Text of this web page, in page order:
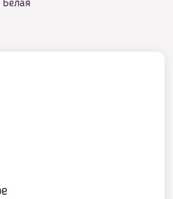
Белая